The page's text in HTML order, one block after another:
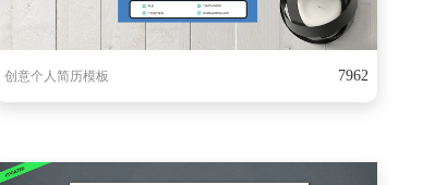
创意个人简历模板 7962